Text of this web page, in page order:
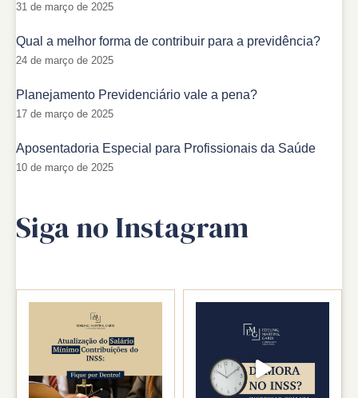
31 de março de 2025
Qual a melhor forma de contribuir para a previdência?
24 de março de 2025
Planejamento Previdenciário vale a pena?
17 de março de 2025
Aposentadoria Especial para Profissionais da Saúde
10 de março de 2025
Siga no Instagram